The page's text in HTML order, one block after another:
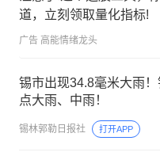
道，立刻领取量化指标!
广告 高能情绪龙头
锡市出现34.8毫米大雨
点大雨、中雨！
锡林郭勒日报社 打开APP